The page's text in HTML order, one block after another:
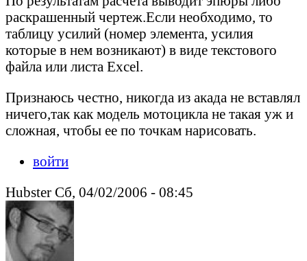
раскрашенный чертеж.Если необходимо, то
таблицу усилий (номер элемента, усилия
которые в нем возникают) в виде текстового
файла или листа Exсel.
Признаюсь честно, никогда из акада не вставлял
ничего,так как модель мотоцикла не такая уж и
сложная, чтобы ее по точкам нарисовать.
войти
Hubster Сб, 04/02/2006 - 08:45